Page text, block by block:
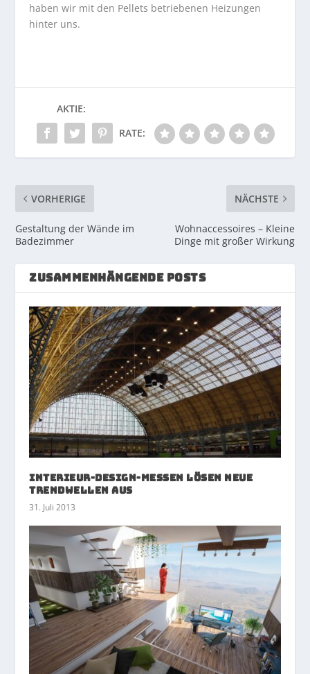
haben wir mit den Pellets betriebenen Heizungen
hinter uns.
AKTIE:
RATE:
VORHERIGE
Gestaltung der Wände im
Badezimmer
NÄCHSTE
Wohnaccessoires – Kleine
Dinge mit großer Wirkung
ZUSAMMENHÄNGENDE POSTS
Interieur-Design-Messen lösen neue
Trendwellen aus
31. Juli 2013